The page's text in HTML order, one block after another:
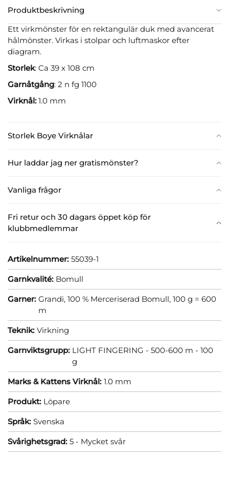
Produktbeskrivning
Storlek Boye Virknålar
Hur laddar jag ner gratismönster?
Vanliga frågor
Fri retur och 30 dagars öppet köp för
klubbmedlemmar
Ett virkmönster för en rektangulär duk med avancerat
hålmönster. Virkas i stolpar och luftmaskor efter
diagram.
Storlek: Ca 39 x 108 cm
Garnåtgång: 2 n fg 1100
Virknål:1.0 mm
Artikelnummer: 55039-1
Garnkvalité: Bomull
Garner: Grandi, 100 % Merceriserad Bomull, 100 g = 600
m
Teknik: Virkning
Garnviktsgrupp: LIGHT FINGERING - 500-600 m - 100
g
Marks & Kattens Virknål: 1.0 mm
Produkt: Löpare
Språk: Svenska
Svårighetsgrad: 5 - Mycket svår